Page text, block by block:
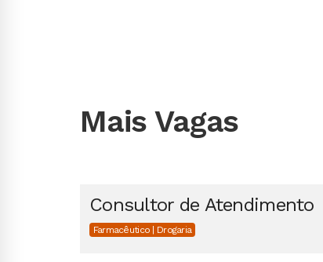
Mais Vagas
Consultor de Atendimento
Farmacêutico | Drogaria